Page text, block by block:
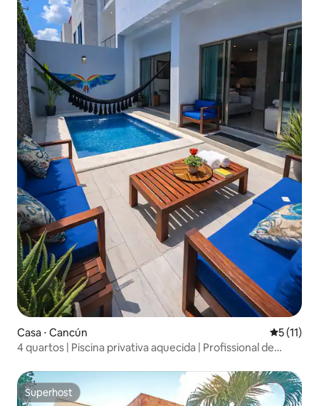
Casa ⋅ Cancún 5 de uma
5 (11)
4 quartos | Piscina privativa aquecida | Profissional de
Superhost
Superhost